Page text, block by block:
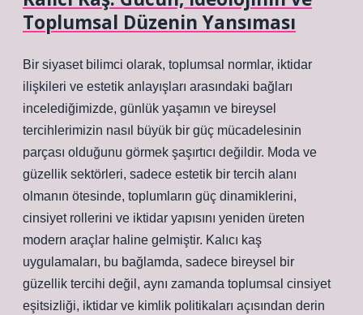
Toplumsal Düzenin Yansıması
Bir siyaset bilimci olarak, toplumsal normlar, iktidar
ilişkileri ve estetik anlayışları arasındaki bağları
incelediğimizde, günlük yaşamın ve bireysel
tercihlerimizin nasıl büyük bir güç mücadelesinin
parçası olduğunu görmek şaşırtıcı değildir. Moda ve
güzellik sektörleri, sadece estetik bir tercih alanı
olmanın ötesinde, toplumların güç dinamiklerini,
cinsiyet rollerini ve iktidar yapısını yeniden üreten
modern araçlar haline gelmiştir. Kalıcı kaş
uygulamaları, bu bağlamda, sadece bireysel bir
güzellik tercihi değil, aynı zamanda toplumsal cinsiyet
eşitsizliği, iktidar ve kimlik politikaları açısından derin